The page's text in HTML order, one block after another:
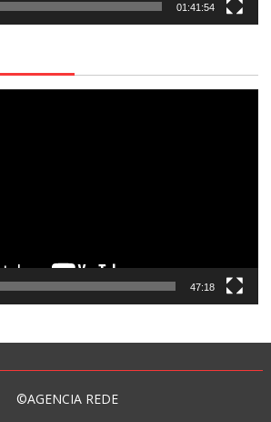
01:41:54
47:18
©AGENCIA REDE